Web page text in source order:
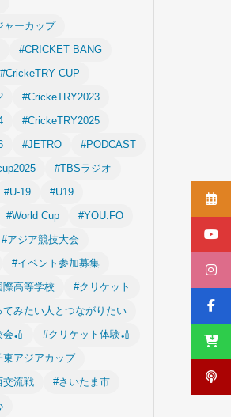
ャーカップ
#CRICKET BANG
#CrickeTRY CUP
#CrickeTRY2023
#CrickeTRY2025
#JETRO
#PODCAST
#TBSラジオ
#U-19
#U19
#World Cup
#YOU.FO
#アジア競技大会
#イベント参加募集
高等学校
#クリケット
みたい人とつながりたい
🏏
#クリケット体験🏏
アジアカップ
交流戦
#さいたま市